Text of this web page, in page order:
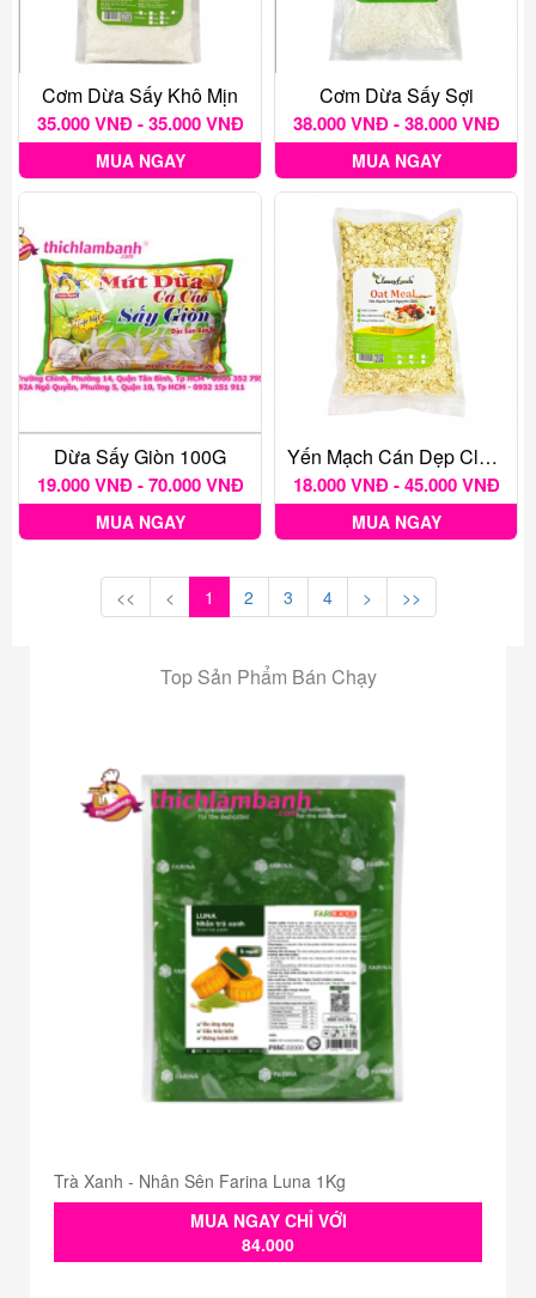
Cơm Dừa Sấy Khô Mịn
35.000 VNĐ - 35.000 VNĐ
MUA NGAY
Cơm Dừa Sấy Sợi
38.000 VNĐ - 38.000 VNĐ
MUA NGAY
Dừa Sấy Giòn 100G
19.000 VNĐ - 70.000 VNĐ
MUA NGAY
Yến Mạch Cán Dẹp Classy Foods
18.000 VNĐ - 45.000 VNĐ
MUA NGAY
<< < 1 2 3 4 > >>
Top Sản Phẩm Bán Chạy
Trà Xanh - Nhân Sên Farina Luna 1Kg
MUA NGAY CHỈ VỚI
84.000